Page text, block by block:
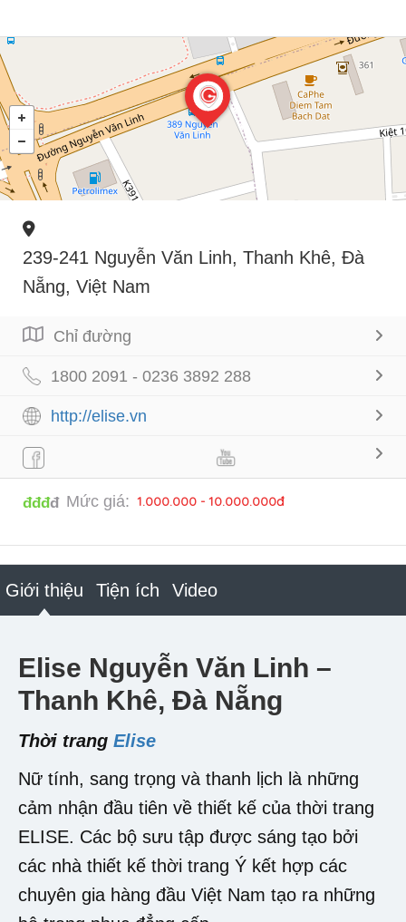
239-241 Nguyễn Văn Linh, Thanh Khê, Đà
Nẵng, Việt Nam
Chỉ đường
1800 2091 - 0236 3892 288
http://elise.vn
đđđđ Mức giá: 1.000.000 - 10.000.000đ
Giới thiệu Tiện ích Video
Elise Nguyễn Văn Linh –
Thanh Khê, Đà Nẵng
Thời trang Elise
Nữ tính, sang trọng và thanh lịch là những
cảm nhận đầu tiên về thiết kế của thời trang
ELISE. Các bộ sưu tập được sáng tạo bởi
các nhà thiết kế thời trang Ý kết hợp các
chuyên gia hàng đầu Việt Nam tạo ra những